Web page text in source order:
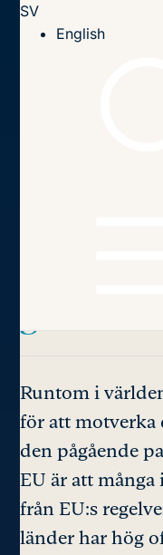
SV
English
Runtom i
för att motverka
den pågående
EU är att
från EU:s
länder har hög